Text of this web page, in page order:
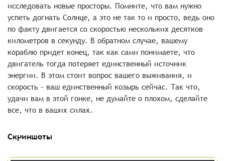
исследовать новые просторы. Помните, что вам нужно
успеть догнать Солнце, а это не так то и просто, ведь оно
по факту двигается со скоростью нескольких десятков
километров в секунду. В обратном случае, вашему
кораблю придет конец, так как сами понимаете, что
двигатель тогда потеряет единственный источник
энергии. В этом стоит вопрос вашего выживания, и
скорость – ваш единственный козырь сейчас. Так что,
удачи вам в этой гонке, не думайте о плохом, сделайте
все, что в ваших силах.
Скриншоты